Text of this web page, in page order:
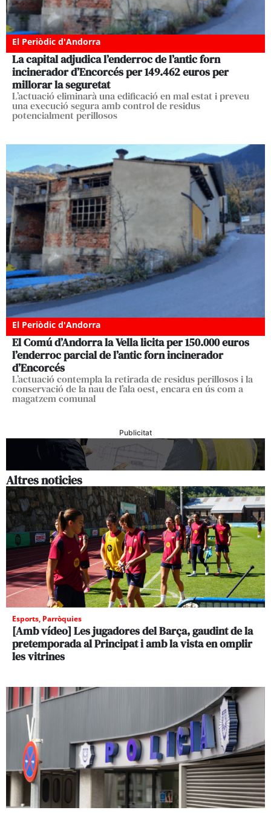
El Periòdic d'Andorra
La capital adjudica l’enderroc de l’antic forn
incinerador d’Encorcés per 149.462 euros per
millorar la seguretat
L’actuació eliminarà una edificació en mal estat i preveu
una execució segura amb control de residus
potencialment perillosos
El Periòdic d'Andorra
El Comú d’Andorra la Vella licita per 150.000 euros
l’enderroc parcial de l’antic forn incinerador
d’Encorcés
L’actuació contempla la retirada de residus perillosos i la
conservació de la nau de l’ala oest, encara en ús com a
magatzem comunal
Publicitat
Altres noticies
Esports, Parròquies
[Amb vídeo] Les jugadores del Barça, gaudint de la
pretemporada al Principat i amb la vista en omplir
les vitrines